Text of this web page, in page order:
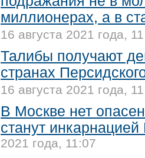
миллионерах, а в
16 августа 2021 года,
Талибы получают
странах
16 августа 2021 года,
В Москве нет
станут
2021 года, 11:07